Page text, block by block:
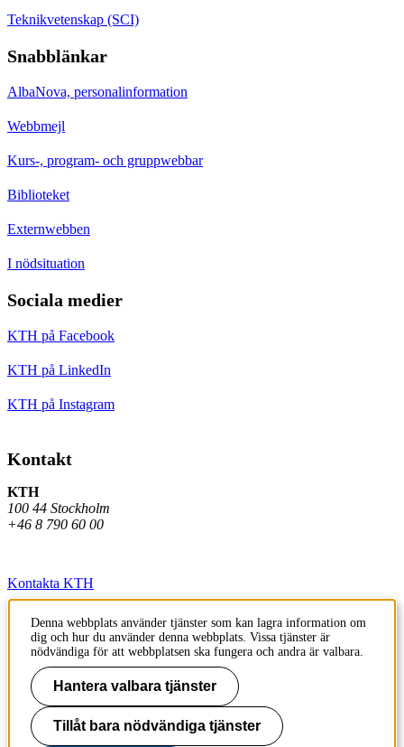
Teknikvetenskap (SCI)
Snabblänkar
AlbaNova, personalinformation
Webbmejl
Kurs-, program- och gruppwebbar
Biblioteket
Externwebben
I nödsituation
Sociala medier
KTH på Facebook
KTH på LinkedIn
KTH på Instagram
Kontakt
KTH
100 44 Stockholm
+46 8 790 60 00
Kontakta KTH
Jobba på KTH
Press och media
Faktura och betalning KTH
Om KTH:s webbplatser
Denna webbplats använder tjänster som kan lagra information om
dig och hur du använder denna webbplats. Vissa tjänster är
nödvändiga för att webbplatsen ska fungera och andra är valbara.
Hantera valbara tjänster
Tillåt bara nödvändiga tjänster